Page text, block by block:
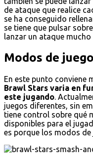
de ataque que realice
se ha conseguido
se tiene que pulsar
lanzar un ataque
Modos de juego
En este punto conviene
Brawl Stars varia en
este jugando.
juegos diferentes, sin
tiene control sobre qué
disponibles para el
es porque los modos